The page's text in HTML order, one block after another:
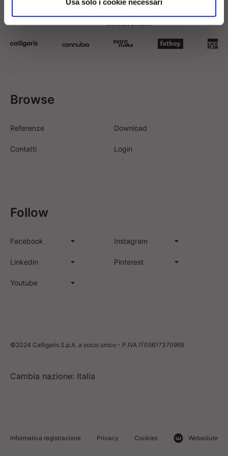
Usa solo i cookie necessari
Browse
Referenze Download
Contatti Login
Follow
Facebook Instagram
Linkedin Pinterest
Youtube
©2024 Calligaris S.p.A. a socio unico - P.IVA IT05617370969
Cambia nazione: Italia
Informativa registrazione Privacy Cookies Websolute